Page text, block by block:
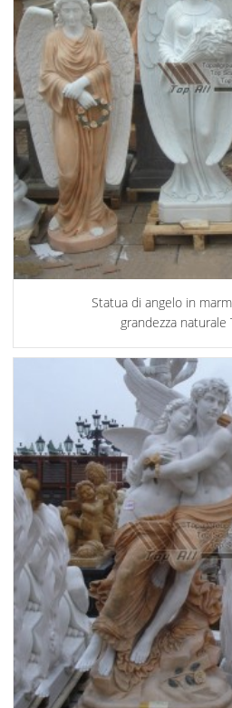
Statua di angelo in
grandezza naturale